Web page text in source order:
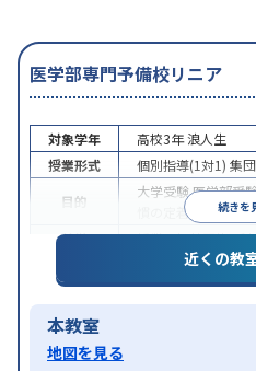
医学部専門予備校リニア
続きを
対象学年 高校3年浪人生
授業形式
個別指導(1対1) 集
目的
大学受験医学部受
慣の定着
学校別特
特徴
授業の振替可能1科
近くの教
本教室
地図を見る